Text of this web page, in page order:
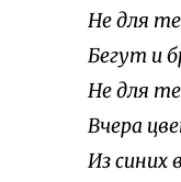
Не для
Бегут и
Не для
Вчера
Из синих